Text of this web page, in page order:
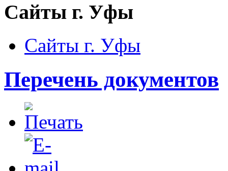
Сайты г. Уфы
Сайты г. Уфы
Перечень документов